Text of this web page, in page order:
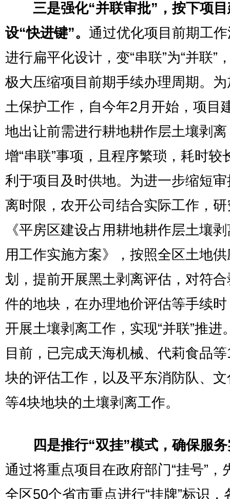
三是强化“并联审批”，按下项
设“快进键”。 通过优化项目前期工
进行扁平化设计，变“串联”为“并联”
极大压缩项目前期手续办理周期。
土保护工作，自今年2月开始，项目
地出让前需进行耕地耕作层土壤剥
增“串联”事项，且程序繁琐，耗时较
利于项目及时供地。为进一步缩短
离时限，农开公司结合实际工作，
《平房区建设占用耕地耕作层土壤
用工作实施方案》，按照全区土地
划，提前开展黑土剥离评估，对符
件的地块，在办理地价评估等手续
开展土壤剥离工作，实现“并联”推进
目前，已完成天海机械、代莉食品
块的评估工作，以及平东消防队、
等4块地块的土壤剥离工作。
四是推行“双挂”模式，确保服
通过将重点项目在政府部门“挂号”，
全区50个省市重点进行“挂牌”标识，